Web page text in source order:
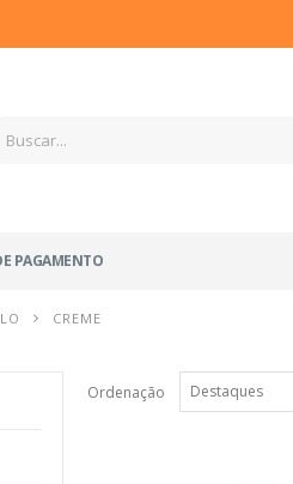
PAGAMENTO
CREME
Ordenação